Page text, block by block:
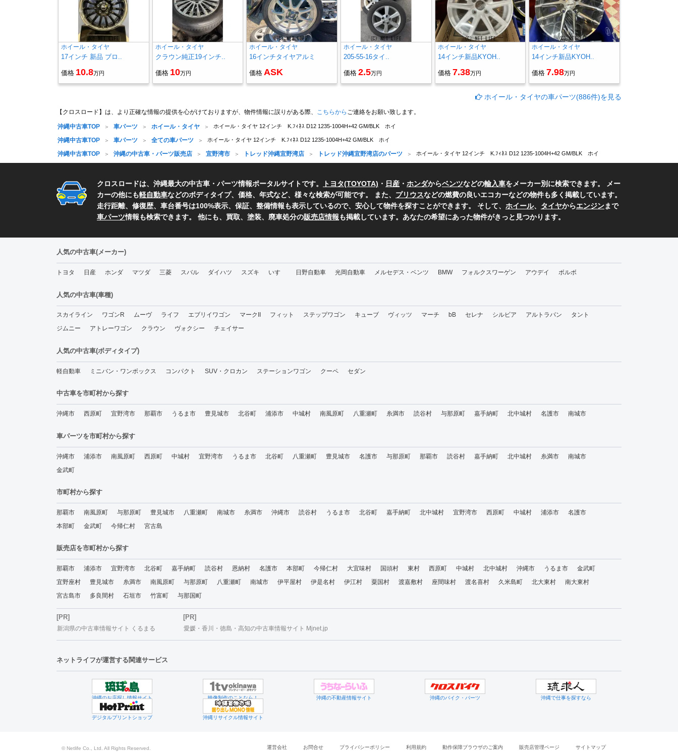
ホイール・タイヤ
17インチ 新品 ブロ..
価格 10.8万円
ホイール・タイヤ
クラウン純正19インチ..
価格 10万円
ホイール・タイヤ
16インチタイヤアルミ
価格 ASK
ホイール・タイヤ
205-55-16タイ..
価格 2.5万円
ホイール・タイヤ
14インチ新品KYOH..
価格 7.38万円
ホイール・タイヤ
14インチ新品KYOH..
価格 7.98万円
ホイール・タイヤの車パーツ(886件)を見る
【クロスロード】は、より正確な情報の提供を心がけておりますが、物件情報に誤りがある際、 こちらから ご連絡をお願い致します。
沖縄中古車TOP 車パーツ ホイール・タイヤ ホイール・タイヤ 12インチ K.ﾌｨﾈｽ D12 1235-1004H+42 GM/BLK ホイ
沖縄中古車TOP 車パーツ 全ての車パーツ ホイール・タイヤ 12インチ K.ﾌｨﾈｽ D12 1235-1004H+42 GM/BLK ホイ
沖縄中古車TOP 沖縄の中古車・パーツ販売店 宜野湾市 トレッド沖縄宜野湾店 トレッド沖縄宜野湾店のパーツ ホイール・タイヤ 12インチ K.ﾌｨﾈｽ D12 1235-1004H+42 GM/BLK ホイ
クロスロードは、沖縄最大の中古車・パーツ情報ポータルサイトです。 トヨタ(TOYOTA) ・ 日産 ・ ホンダからベンツなどの輸入車をメーカー別に検索できます。 メー
カーの他にも軽自動車などのボディタイプ、価格、年式など、様々な検索が可能です。 また、 プリウスなどの燃費の良いエコカーなどの物件も多く掲載しています。
走行距離、修復歴、車台番号は100%表示、保証、整備情報も表示しているので、安心して物件を探すことができます。 そして、 ホイール、 タイヤからエンジンまで
車パーツ情報も検索できます。 他にも、買取、塗装、廃車処分の販売店情報も掲載しています。あなたの希望にあった物件がきっと見つかります。
人気の中古車(メーカー)
トヨタ 日産 ホンダ マツダ 三菱 スバル ダイハツ スズキ いすゞ 日野自動車 光岡自動車 メルセデス・ベンツ BMW フォルクスワーゲン アウデイ ボルボ
人気の中古車(車種)
スカイライン ワゴンR ムーヴ ライフ エブリイワゴン マークII フィット ステップワゴン キューブ ヴィッツ マーチ bB セレナ シルビア アルトラパン
タント
ジムニー
アトレーワゴン クラウン ヴォクシー チェイサー
人気の中古車(ボディタイプ)
軽自動車 ミニバン・ワンボックス コンパクト SUV・クロカン ステーションワゴン クーペ セダン
中古車を市町村から探す
沖縄市 西原町 宜野湾市 那覇市 うるま市 豊見城市 北谷町 浦添市 中城村 南風原町 八重瀬町 糸満市 読谷村 与那原町 嘉手納町 北中城村 名護市 南城市
車パーツを市町村から探す
沖縄市 浦添市 南風原町 西原町 中城村 宜野湾市 うるま市 北谷町 八重瀬町 豊見城市 名護市 与那原町 那覇市 読谷村 嘉手納町 北中城村 糸満市
南城市
金武町
市町村から探す
那覇市 南風原町 与那原町 豊見城市 八重瀬町 南城市 糸満市 沖縄市 読谷村 うるま市 北谷町 嘉手納町 北中城村 宜野湾市 西原町 中城村 浦添市
名護市
本部町
金武町 今帰仁村 宮古島
販売店を市町村から探す
那覇市 浦添市 宜野湾市 北谷町 嘉手納町 読谷村 恩納村 名護市 本部町 今帰仁村 大宜味村 国頭村 東村 西原町 中城村 北中城村 沖縄市 うるま市
金武町
宜野座村
豊見城市 糸満市 南風原町 与那原町 八重瀬町 南城市 伊平屋村 伊是名村 伊江村 粟国村 渡嘉敷村 座間味村 渡名喜村 久米島町 北大東村
南大東村
宮古島市
多良間村 石垣市 竹富町 与那国町
[PR]
新潟県の中古車情報サイト くるまる
[PR]
愛媛・香川・徳島・高知の中古車情報サイト Mjnet.jp
ネットライフが運営する関連サービス
沖縄のお店探し情報サイト 映像制作のことなら！ 沖縄の不動産情報サイト 沖縄のバイク・パーツ 沖縄で仕事を探すなら
デジタルプリントショップ 沖縄リサイクル情報サイト
© Netlife Co., Ltd. All Rights Reserved. 運営会社 お問合せ プライバシーポリシー 利用規約 動作保障ブラウザのご案内 販売店管理ページ サイトマップ